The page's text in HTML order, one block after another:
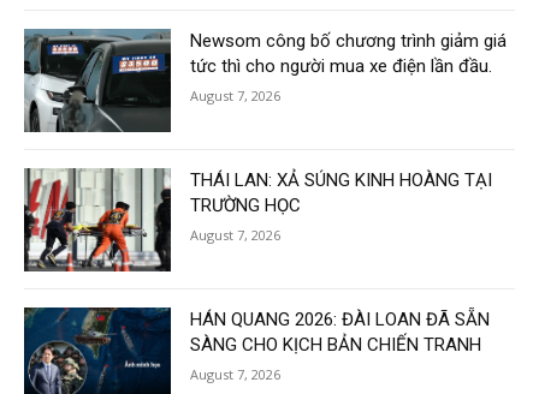
Newsom công bố chương trình giảm giá
tức thì cho người mua xe điện lần đầu.
August 7, 2026
THÁI LAN: XẢ SÚNG KINH HOÀNG TẠI
TRƯỜNG HỌC
August 7, 2026
HÁN QUANG 2026: ĐÀI LOAN ĐÃ SẴN
SÀNG CHO KỊCH BẢN CHIẾN TRANH
August 7, 2026